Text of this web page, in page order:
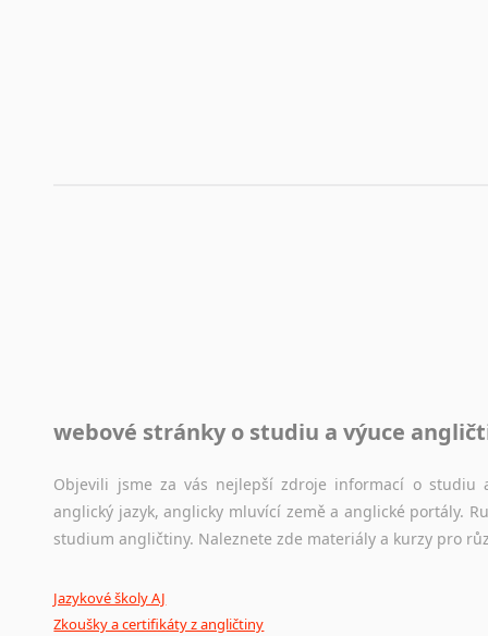
Jazykový korpus je elektronický soubor autentických
původního zdroje textu.
Ostatní pomůcky pro překladatele
poradny a pravidla
webové stránky o studiu a výuce
Objevili jsme za vás nejlepší zdroje informací o studiu
anglický jazyk, anglicky mluvící země a anglické portály.
studium angličtiny. Naleznete zde materiály a kurzy pro
Jazykové školy AJ
Zkoušky a certifikáty z angličtiny